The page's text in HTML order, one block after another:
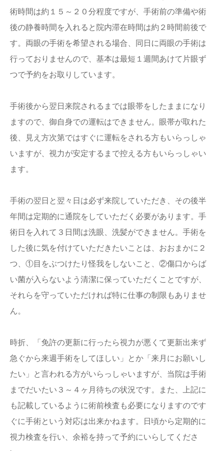
術時間は約１５～２０分程度ですが、手術前の準備や術
後の静養時間を入れると院内滞在時間は約２時間前後で
す。両眼の手術を希望される場合、同日に両眼の手術は
行っておりませんので、基本は最短１週間あけて片眼ず
つで予約をお取りしています。
手術後から翌日来院されるまでは眼帯をしたままになり
ますので、御自身での運転はできません。眼帯が取れた
後、見え方次第ではすぐに運転をされる方もいらっしゃ
いますが、視力が安定するまで控える方もいらっしゃい
ます。
手術の翌日と翌々日は必ず来院していただき、その後半
年間は定期的に通院をしていただく必要があります。手
術日を入れて３日間は洗眼、洗髪ができません。手術を
した後に気を付けていただきたいことは、おおまかに２
つ、①目をぶつけたり怪我をしないこと、②傷口からば
い菌が入らないよう清潔に保っていただくことですが、
それらを守っていただければ特に仕事の制限もありませ
ん。
時折、「免許の更新に行ったら視力が悪くて更新出来ず
急ぐから来週手術をしてほしい」とか「来月にお願いし
たい」と言われる方がいらっしゃいますが、当院は手術
までだいたい３～４ヶ月待ちの状況です。また、上記に
も記載しているように術前検査も必要になりますのです
ぐに手術という対応は出来かねます。日頃から定期的に
視力検査を行い、余裕を持って予約にいらしてくださ